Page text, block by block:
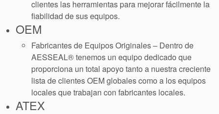
Sostenibilidad
clientes las herramientas para mejorar fácilmente la
fiabilidad de sus equipos.
OEM
Fabricantes de Equipos Originales – Dentro de
AESSEAL® tenemos un equipo dedicado que
proporciona un total apoyo tanto a nuestra creciente
lista de clientes OEM globales como a los equipos
locales que trabajan con fabricantes locales.
ATEX